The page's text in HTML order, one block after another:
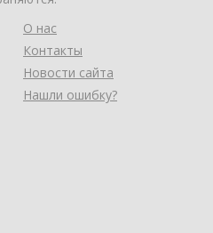
О нас
Контакты
Новости сайта
Нашли ошибку?